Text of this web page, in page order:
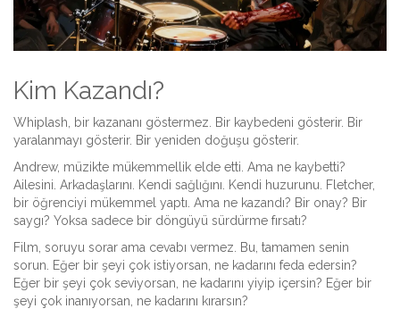
Kim Kazandı?
Whiplash, bir kazananı göstermez. Bir kaybedeni gösterir. Bir
yaralanmayı gösterir. Bir yeniden doğuşu gösterir.
Andrew, müzikte mükemmellik elde etti. Ama ne kaybetti?
Ailesini. Arkadaşlarını. Kendi sağlığını. Kendi huzurunu. Fletcher,
bir öğrenciyi mükemmel yaptı. Ama ne kazandı? Bir onay? Bir
saygı? Yoksa sadece bir döngüyü sürdürme fırsatı?
Film, soruyu sorar ama cevabı vermez. Bu, tamamen senin
sorun. Eğer bir şeyi çok istiyorsan, ne kadarını feda edersin?
Eğer bir şeyi çok seviyorsan, ne kadarını yiyip içersin? Eğer bir
şeyi çok inanıyorsan, ne kadarını kırarsın?